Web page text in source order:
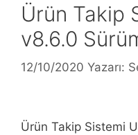
Ürün Takip
v8.6.0
12/10/2020 Yazarı:
Ürün Takip Sistemi